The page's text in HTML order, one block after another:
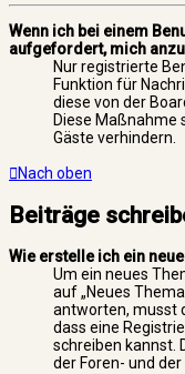
Wenn ich bei einem
aufgefordert, mich
Nur registrierte
Funktion für
diese von der
Diese Maßnahme
Gäste verhindern.
Nach oben
Beiträge
Wie erstelle ich ein
Um ein neues
auf „Neues
antworten, musst
dass eine
schreiben kannst.
der Foren- und